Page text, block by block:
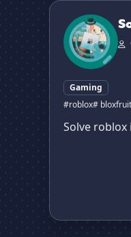
Solve the
Gaming
#roblox#
Solve